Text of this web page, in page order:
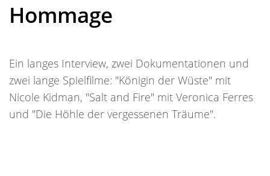
Hommage
Ein langes Interview, zwei Dokumentationen und
zwei lange Spielfilme: "Königin der Wüste" mit
Nicole Kidman, "Salt and Fire" mit Veronica Ferres
und "Die Höhle der vergessenen Träume".